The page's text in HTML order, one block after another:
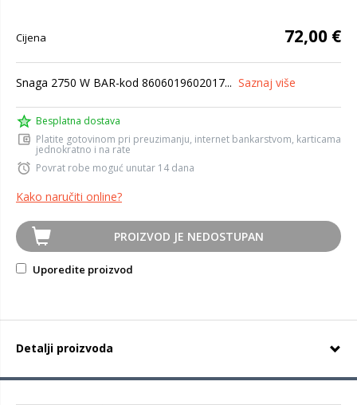
Cijena 72,00 €
Snaga 2750 W BAR-kod 8606019602017... Saznaj više
Besplatna dostava
Platite gotovinom pri preuzimanju, internet bankarstvom, karticama
jednokratno i na rate
Povrat robe moguć unutar 14 dana
Kako naručiti online?
PROIZVOD JE NEDOSTUPAN
Uporedite proizvod
Detalji proizvoda